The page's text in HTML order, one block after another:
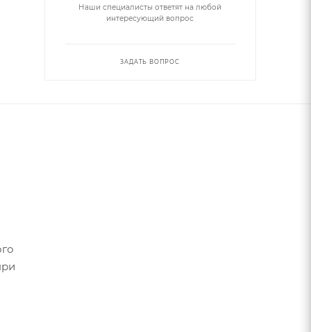
Наши специалисты ответят на любой
интересующий вопрос
ЗАДАТЬ ВОПРОС